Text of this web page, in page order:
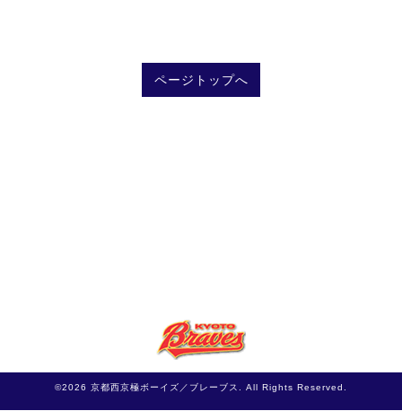
ページトップへ
©2026 京都西京極ボーイズ／ブレーブス . All Rights Reserved.